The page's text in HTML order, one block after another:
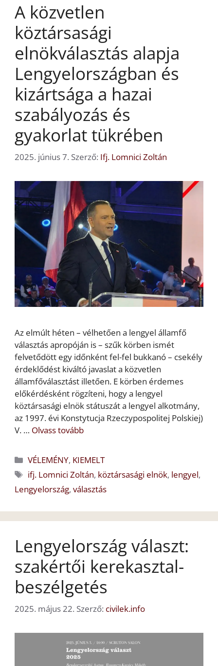
A közvetlen
köztársasági
elnökválasztás alapja
Lengyelországban és
kizártsága a hazai
szabályozás és
gyakorlat tükrében
2025. június 7. Szerző: Ifj. Lomnici Zoltán
Az elmúlt héten – vélhetően a lengyel államfő
választás apropóján is – szűk körben ismét
felvetődött egy időnként fel-fel bukkanó – csekély
érdeklődést kiváltó javaslat a közvetlen
államfőválasztást illetően. E körben érdemes
előkérdésként rögzíteni, hogy a lengyel
köztársasági elnök státuszát a lengyel alkotmány,
az 1997. évi Konstytucja Rzeczypospolitej Polskiej)
V. … Olvass tovább
Kategória
VÉLEMÉNY, KIEMELT
Címkék
ifj. Lomnici Zoltán, köztársasági elnök, lengyel,
Lengyelország, választás
Lengyelország választ:
szakértői kerekasztal-
beszélgetés
2025. május 22. Szerző: civilek.info